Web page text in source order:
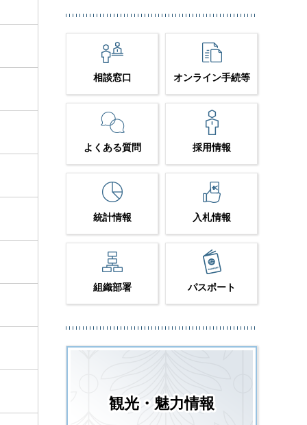
相談窓口 オンライン手続等
よくある質問 採用情報
統計情報 入札情報
組織部署 パスポート
観光・魅力情報